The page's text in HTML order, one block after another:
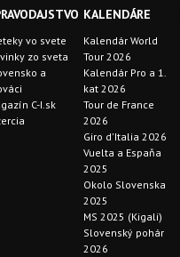
vo svete
zo sveta
a
C-I.sk
KALENDÁRE
Kalendár World
Tour 2026
Kalendár Pro a 1.
kat 2026
Tour de France
2026
Giro d'Italia 2026
Vuelta a Espaňa
2025
Okolo Slovenska
2025
MS 2025 (Kigali)
Slovenský pohár
2026